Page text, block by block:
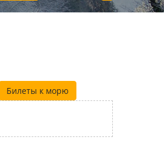
Билеты к морю